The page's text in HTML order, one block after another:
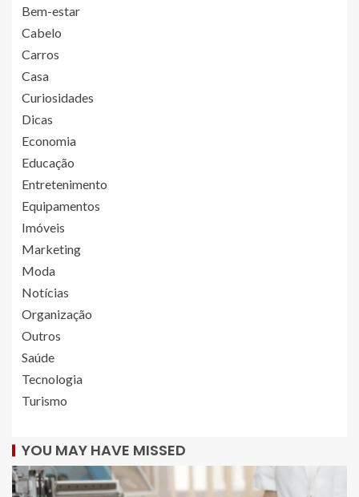
Bem-estar
Cabelo
Carros
Casa
Curiosidades
Dicas
Economia
Educação
Entretenimento
Equipamentos
Imóveis
Marketing
Moda
Notícias
Organização
Outros
Saúde
Tecnologia
Turismo
YOU MAY HAVE MISSED